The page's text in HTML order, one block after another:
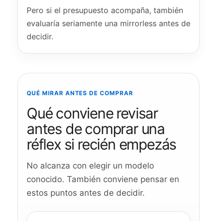
Pero si el presupuesto acompaña, también
evaluaría seriamente una mirrorless antes de
decidir.
QUÉ MIRAR ANTES DE COMPRAR
Qué conviene revisar
antes de comprar una
réflex si recién empezás
No alcanza con elegir un modelo
conocido. También conviene pensar en
estos puntos antes de decidir.